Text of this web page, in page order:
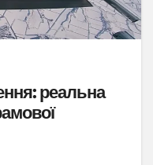
реальна